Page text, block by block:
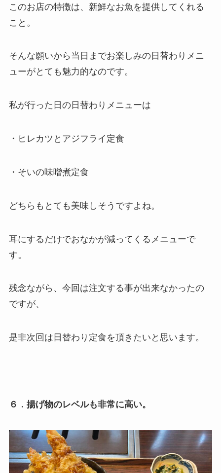
このお店の特徴は、新鮮なお魚を提供してくれる
こと。
そんな願いから当日までお楽しみの日替わりメニ
ューがとても魅力的なのです。
私が行った日の日替わりメニューは
・ヒレカツとアジフライ定食
・そいの味噌煮定食
どちらもとても美味しそうですよね。
耳にするだけでおなかが減ってくるメニューで
す。
残念ながら、今回は注文する事が出来なかったの
ですが、
是非次回は日替わり定食を頂きたいと思います。
６．揚げ物のレベルも非常に高い。